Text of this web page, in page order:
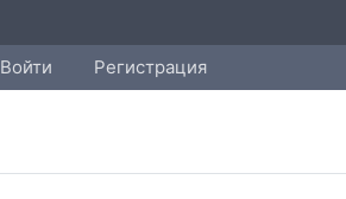
Войти Регистрация